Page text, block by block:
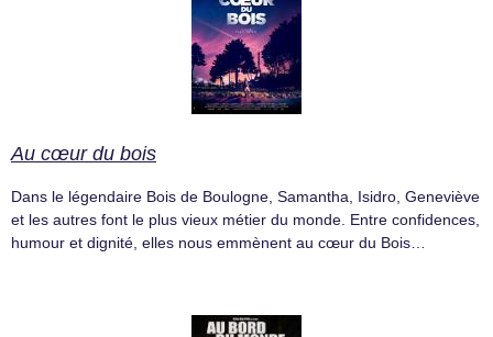
Au cœur du bois
Dans le légendaire Bois de Boulogne, Samantha, Isidro, Geneviève
et les autres font le plus vieux métier du monde. Entre confidences,
humour et dignité, elles nous emmènent au cœur du Bois…